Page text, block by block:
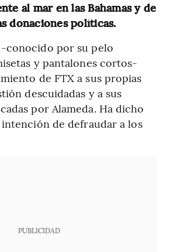
al mar en las Bahamas y de
donaciones políticas.
conocido por su pelo
y pantalones cortos-
de FTX a sus propias
descuidadas y a sus
por Alameda. Ha dicho
de defraudar a los
PUBLICIDAD